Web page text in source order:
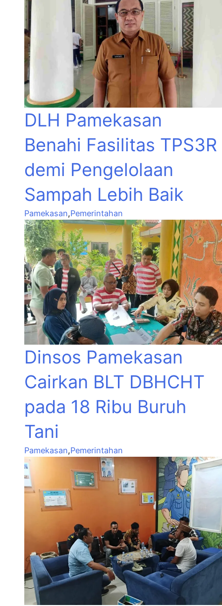
DLH Pamekasan
Benahi Fasilitas TPS3R
demi Pengelolaan
Sampah Lebih Baik
Pamekasan,Pemerintahan
Dinsos Pamekasan
Cairkan BLT DBHCHT
pada 18 Ribu Buruh
Tani
Pamekasan,Pemerintahan